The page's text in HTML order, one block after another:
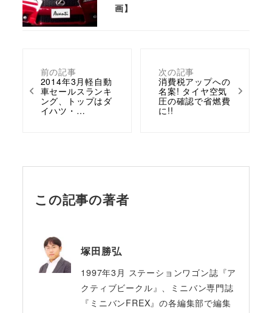
前の記事
2014年3月軽自動
車セールスランキ
ング、トップはダ
イハツ・…
次の記事
消費税アップへの
名案! タイヤ空気
圧の確認で省燃費
に!!
画】
この記事の著者
塚田勝弘
1997年3月 ステーションワゴン誌『ア
クティブビークル』、ミニバン専門誌
『ミニバンFREX』の各編集部で編集